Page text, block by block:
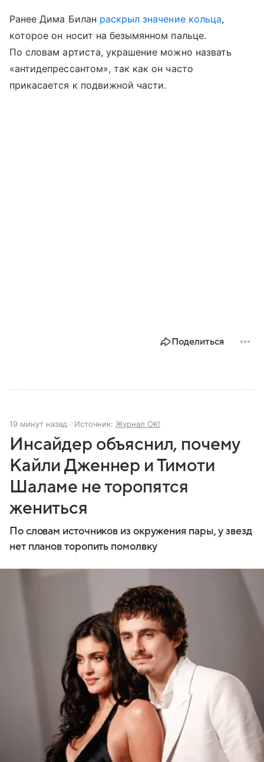
Ранее Дима Билан раскрыл значение кольца,
которое он носит на безымянном пальце.
По словам артиста, украшение можно назвать
«антидепрессантом», так как он часто
прикасается к подвижной части.
Поделиться
19 минут назад Источник: Журнал OK!
Инсайдер объяснил, почему
Кайли Дженнер и Тимоти
Шаламе не торопятся
жениться
По словам источников из окружения пары, у звезд
нет планов торопить помолвку